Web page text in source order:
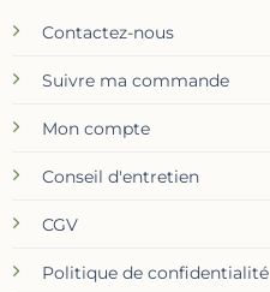
Contactez-nous
Suivre ma commande
Mon compte
Conseil d'entretien
CGV
Politique de confidentialité